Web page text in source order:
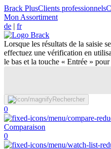
Brack PlusClients professionnels
Mon Assortiment
de | fr
Lorsque les résultats de la saisie
effectuez une vérification en
le bas et la touche « Entrée » pour
Rechercher
0
Comparaison
0